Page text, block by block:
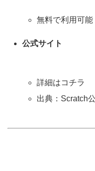
無料で利用可能
公式サイト
詳細はコチラ
出典：Scratch